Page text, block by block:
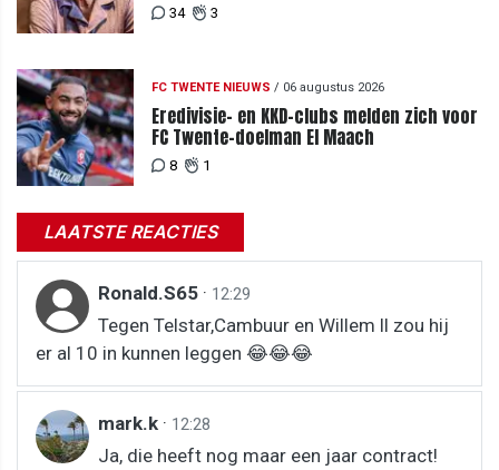
34 3
FC TWENTE NIEUWS / 06 augustus 2026
Eredivisie- en KKD-clubs melden zich voor
FC Twente-doelman El Maach
8 1
LAATSTE REACTIES
Ronald.S65 · 12:29
Tegen Telstar,Cambuur en Willem ll zou hij
er al 10 in kunnen leggen 😂😂😂
mark.k · 12:28
Ja, die heeft nog maar een jaar contract!